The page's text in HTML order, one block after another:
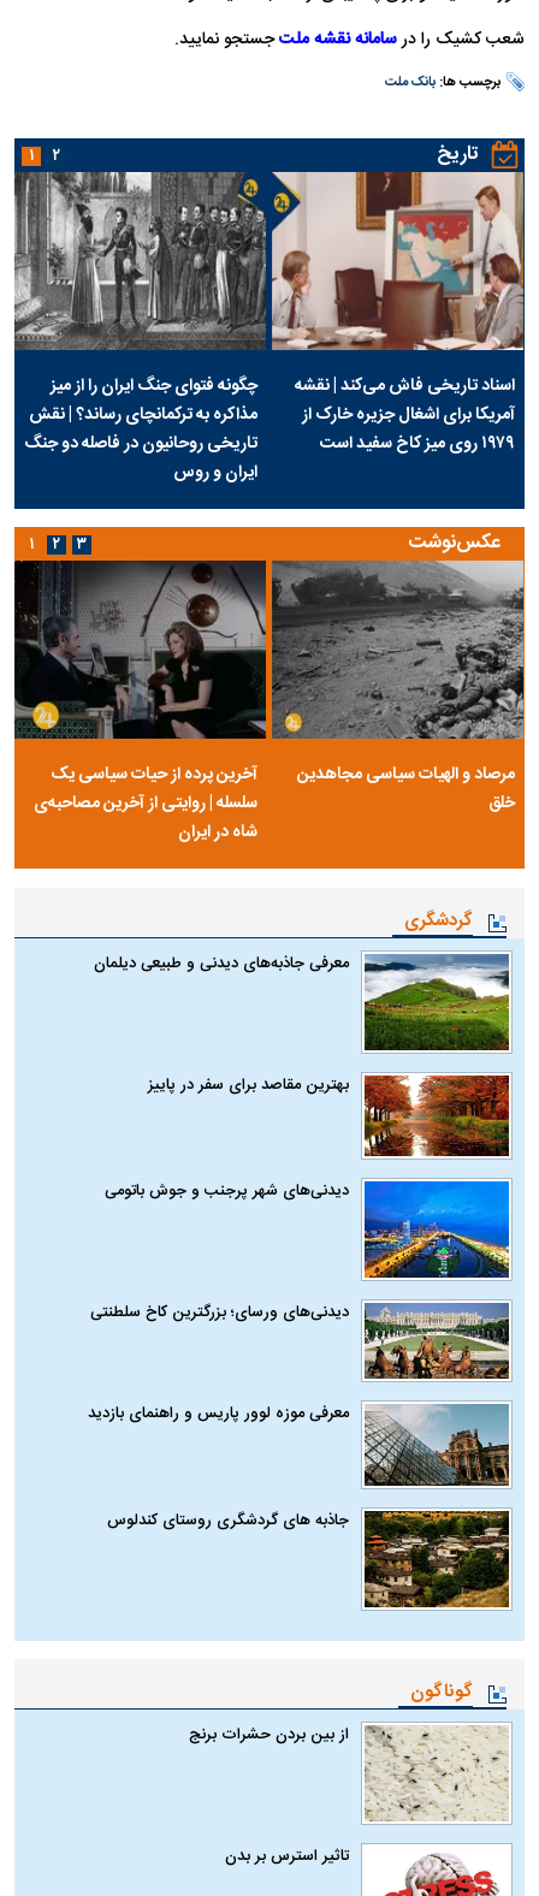
شعب کشیک را درسامانه نقشه ملتجستجو نمایید.
برچسب ها:بانک ملت
تاریخ
اسناد تاریخی فاش می‌کند | نقشه
آمریکا برای اشغال جزیره خارک از
۱۹۷۹ روی میز کاخ سفید است
چگونه فتوای جنگ ایران را از میز
مذاکره به ترکمانچای رساند؟ | نقش
تاریخی روحانیون در فاصله دو جنگ
ایران و روس
۱ ۲
عکس‌نوشت
مرصاد و الهیات سیاسی مجاهدین
خلق
آخرین پرده از حیات سیاسی یک
سلسله | روایتی از آخرین مصاحبه‌ی
شاه در ایران
۱ ۲ ۳
گردشگری
معرفی جاذبه‌های دیدنی و طبیعی دیلمان
بهترین مقاصد برای سفر در پاییز
دیدنی‌های شهر پرجنب و جوش باتومی
دیدنی‌های ورسای؛ بزرگترین کاخ سلطنتی
معرفی موزه لوور پاریس و راهنمای بازدید
جاذبه های گردشگری روستای کندلوس
گوناگون
از بین بردن حشرات برنج
تاثیر استرس بر بدن